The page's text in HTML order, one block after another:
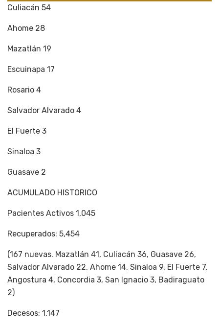
Culiacán 54
Ahome 28
Mazatlán 19
Escuinapa 17
Rosario 4
Salvador Alvarado 4
El Fuerte 3
Sinaloa 3
Guasave 2
ACUMULADO HISTORICO
Pacientes Activos 1,045
Recuperados: 5,454
(167 nuevas. Mazatlán 41, Culiacán 36, Guasave 26,
Salvador Alvarado 22, Ahome 14, Sinaloa 9, El Fuerte 7,
Angostura 4, Concordia 3, San Ignacio 3, Badiraguato
2)
Decesos: 1,147